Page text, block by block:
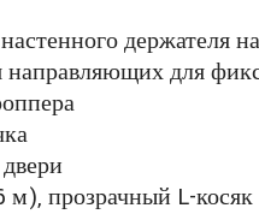
держателя
направляющих для
прозрачный L-косяк